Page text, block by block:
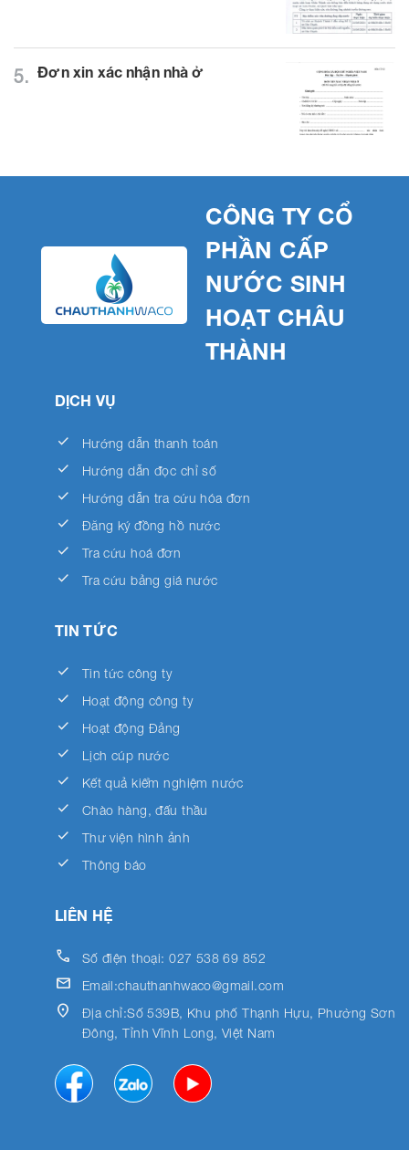
5. Đơn xin xác nhận nhà ở
CÔNG TY CỔ
PHẦN CẤP
NƯỚC SINH
HOẠT CHÂU
THÀNH
DỊCH VỤ
done Hướng dẫn thanh toán
done Hướng dẫn đọc chỉ số
done Hướng dẫn tra cứu hóa đơn
done Đăng ký đồng hồ nước
done Tra cứu hoá đơn
done Tra cứu bảng giá nước
TIN TỨC
done Tin tức công ty
done Hoạt động công ty
done Hoạt động Đảng
done Lịch cúp nước
done Kết quả kiểm nghiệm nước
done Chào hàng, đấu thầu
done Thư viện hình ảnh
done Thông báo
LIÊN HỆ
call Số điện thoại: 027 538 69 852
email Email:chauthanhwaco@gmail.com
location_on
Địa chỉ:Số 539B, Khu phố Thạnh Hựu, Phường Sơn
Đông, Tỉnh Vĩnh Long, Việt Nam